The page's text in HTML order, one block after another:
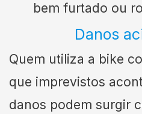
bem furtado ou
Danos
Quem utiliza a bike
que imprevistos
danos podem surgir